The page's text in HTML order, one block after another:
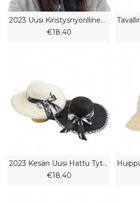
2023 Uusi Kiristysnyörillinen Kalastajahattu Miesten Ja Naisten Kesähengittävä Ulkovuorikiipeilykalastushattu Western Cowboy -hattu
€18.40
2023 Kesän Uusi Hattu Tyttö Muoti Print Streamer Beach Makea Splicing Olkihattu
€18.40